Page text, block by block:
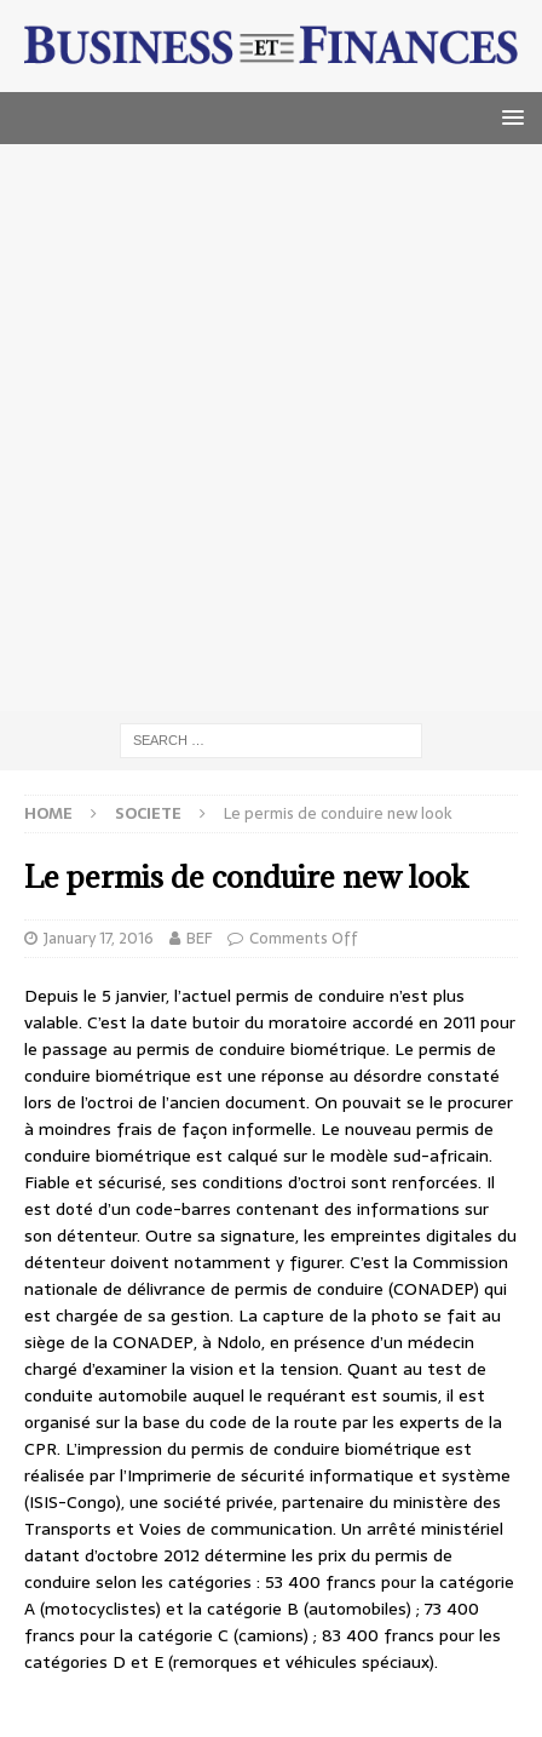
HOME SOCIETE Le permis de conduire new look
Le permis de conduire new look
January 17, 2016 BEF Comments Off
Depuis le 5 janvier, l’actuel permis de conduire n’est plus
valable. C’est la date butoir du moratoire accordé en 2011 pour
le passage au permis de conduire biométrique. Le permis de
conduire biométrique est une réponse au désordre constaté
lors de l’octroi de l’ancien document. On pouvait se le procurer
à moindres frais de façon informelle. Le nouveau permis de
conduire biométrique est calqué sur le modèle sud-africain.
Fiable et sécurisé, ses conditions d’octroi sont renforcées. Il
est doté d’un code-barres contenant des informations sur
son détenteur. Outre sa signature, les empreintes digitales du
détenteur doivent notamment y figurer. C’est la Commission
nationale de délivrance de permis de conduire (CONADEP) qui
est chargée de sa gestion. La capture de la photo se fait au
siège de la CONADEP, à Ndolo, en présence d’un médecin
chargé d’examiner la vision et la tension. Quant au test de
conduite automobile auquel le requérant est soumis, il est
organisé sur la base du code de la route par les experts de la
CPR. L’impression du permis de conduire biométrique est
réalisée par l’Imprimerie de sécurité informatique et système
(ISIS-Congo), une société privée, partenaire du ministère des
Transports et Voies de communication. Un arrêté ministériel
datant d’octobre 2012 détermine les prix du permis de
conduire selon les catégories : 53 400 francs pour la catégorie
A (motocyclistes) et la catégorie B (automobiles) ; 73 400
francs pour la catégorie C (camions) ; 83 400 francs pour les
catégories D et E (remorques et véhicules spéciaux).